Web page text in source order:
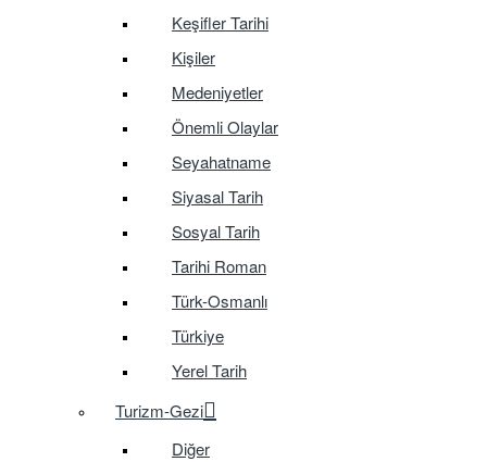
Keşifler Tarihi
Kişiler
Medeniyetler
Önemli Olaylar
Seyahatname
Siyasal Tarih
Sosyal Tarih
Tarihi Roman
Türk-Osmanlı
Türkiye
Yerel Tarih
Turizm-Gezi
Diğer